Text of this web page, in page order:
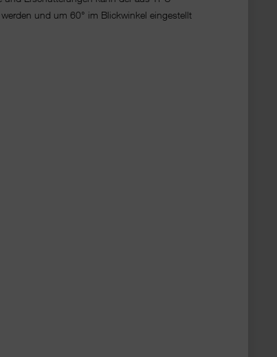
und um 60° im Blickwinkel eingestellt